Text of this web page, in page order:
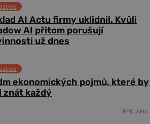
AI Actu firmy uklidnil. Kvůli
AI přitom porušují
už dnes
ekonomických pojmů, které by
znát každý
REKLAMA